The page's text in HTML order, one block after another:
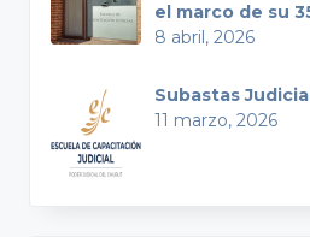
el marco de su
8 abril, 2026
Subastas
11 marzo, 2026